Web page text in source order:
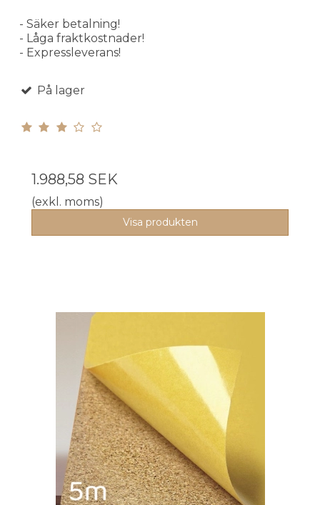
- Säker betalning!
- Låga fraktkostnader!
- Expressleverans!
På lager
1.988,58 SEK
(exkl. moms)
Visa produkten